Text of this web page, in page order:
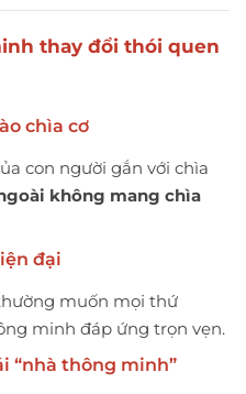
thay đổi thói quen
chìa cơ
con người gắn với chìa
không mang chìa
đại
muốn mọi thứ
minh đáp ứng trọn vẹn.
“nhà thông minh”